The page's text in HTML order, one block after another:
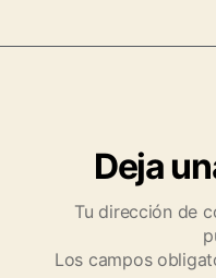
Deja
Tu dirección de
Los campos